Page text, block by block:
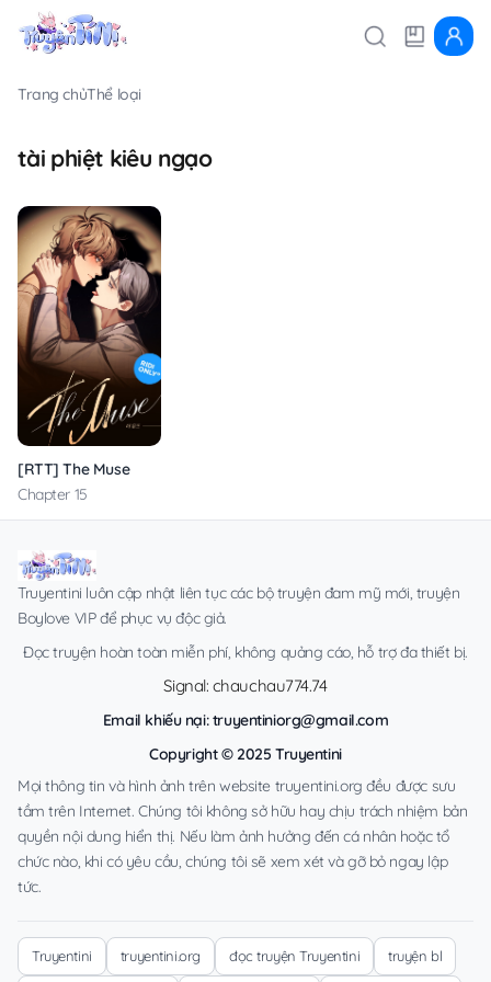
Trang chủThể loại
tài phiệt kiêu ngạo
[RTT] The Muse
Chapter 15
Truyentini luôn cập nhật liên tục các bộ truyện đam mỹ mới, truyện
Boylove VIP để phục vụ độc giả.
Đọc truyện hoàn toàn miễn phí, không quảng cáo, hỗ trợ đa thiết bị.
Signal: chauchau774.74
Email khiếu nại:truyentiniorg@gmail.com
Copyright © 2025 Truyentini
Mọi thông tin và hình ảnh trên website truyentini.org đều được sưu
tầm trên Internet. Chúng tôi không sở hữu hay chịu trách nhiệm bản
quyền nội dung hiển thị. Nếu làm ảnh hưởng đến cá nhân hoặc tổ
chức nào, khi có yêu cầu, chúng tôi sẽ xem xét và gỡ bỏ ngay lập
tức.
Truyentini truyentini.org đọc truyện Truyentini truyện bl